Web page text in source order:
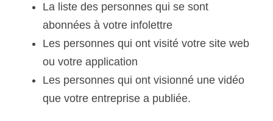
La liste des personnes qui se sont
abonnées à votre infolettre
Les personnes qui ont visité votre site web
ou votre application
Les personnes qui ont visionné une vidéo
que votre entreprise a publiée.